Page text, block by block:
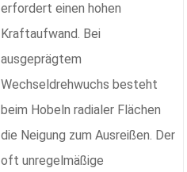
erfordert einen hohen
Kraftaufwand. Bei
ausgeprägtem
Wechseldrehwuchs besteht
beim Hobeln radialer Flächen
die Neigung zum Ausreißen. Der
oft unregelmäßige